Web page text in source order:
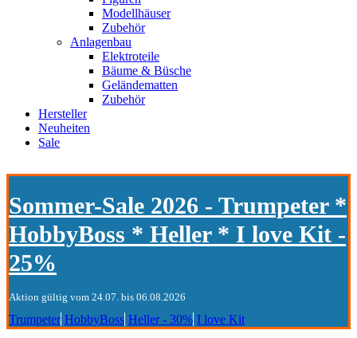
Modellhäuser
Zubehör
Anlagenbau
Elektroteile
Bäume & Büsche
Geländematten
Zubehör
Hersteller
Neuheiten
Sale
Sommer-Sale 2026 - Trumpeter *
HobbyBoss * Heller * I love Kit -
25%
Aktion gültig vom 24.07. bis 06.08.2026
Trumpeter HobbyBoss Heller - 30% I love Kit